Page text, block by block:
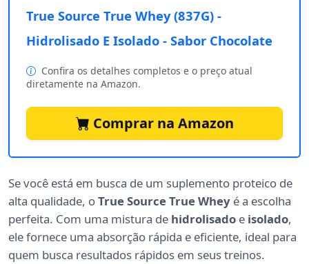
True Source True Whey (837G) -
Hidrolisado E Isolado - Sabor Chocolate
Confira os detalhes completos e o preço atual
diretamente na Amazon.
Comprar na Amazon
Se você está em busca de um suplemento proteico de
alta qualidade, oTrue Source True Whey é a escolha
perfeita. Com uma mistura de hidrolisado e isolado,
ele fornece uma absorção rápida e eficiente, ideal para
quem busca resultados rápidos em seus treinos.